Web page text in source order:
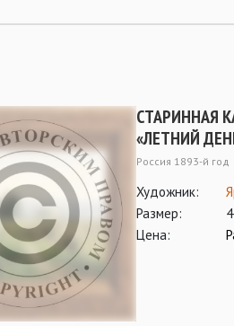
СТАРИННАЯ
«ЛЕТНИЙ
Россия 1893-й год
Художник:
Размер:
Цена: